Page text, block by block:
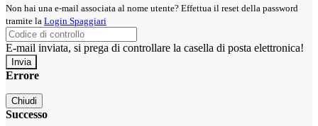
Non hai una e-mail associata al nome utente? Effettua il reset della password
tramite la Login Spaggiari
E-mail inviata, si prega di controllare la casella di posta elettronica!
Errore
Chiudi
Successo